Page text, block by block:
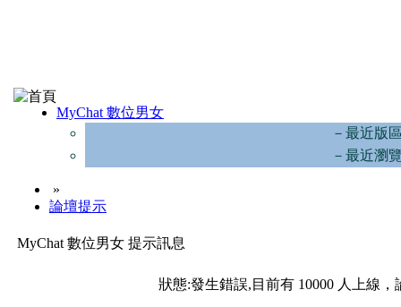
MyChat 數位男女
－最近版
－最近瀏
»
論壇提示
MyChat 數位男女 提示訊息
狀態:發生錯誤,目前有 10000 人上線